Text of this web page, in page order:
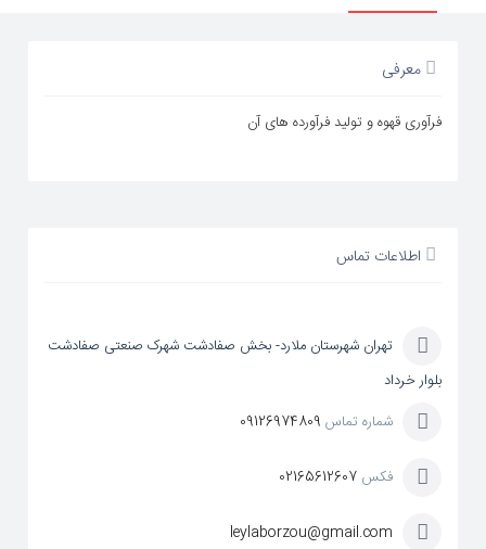
معرفی
فرآوری قهوه و تولید فرآورده های آن
اطلاعات تماس
تهران شهرستان ملارد- بخش صفادشت شهرک صنعتی صفادشت
بلوار خرداد
شماره تماس09126974809
فکس 02165612607
leylaborzou@gmail.com